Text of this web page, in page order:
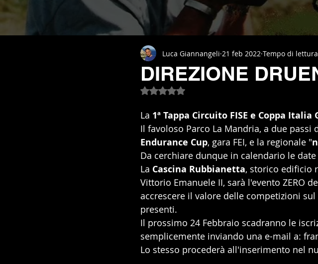
DIREZIONE
Luca Giannangeli 21 feb 2022 Tempo di
Valutazione NaN stelle su 5.
La 1ª Tappa Circuito FISE e Coppa
Il favoloso Parco La Mandria, a due
Endurance Cup, gara FEI, e la regionale "
Da cerchiare dunque in calendario le
La Cascina Rubbianetta, storico edificio
Vittorio Emanuele II, sarà l'evento ZERO
accrescere il valore delle competizioni
presenti.
Il prossimo 24 Febbraio scadranno le
semplicemente inviando una e-mail a:
Lo stesso procederà all'inserimento nel